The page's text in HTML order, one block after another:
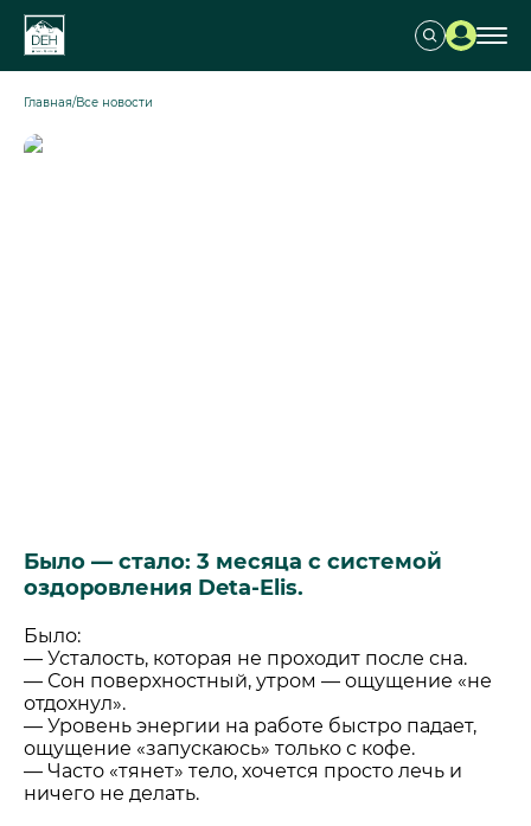
Главная/Все новости
Было — стало: 3 месяца с системой
оздоровления Deta-Elis.
Было:
— Усталость, которая не проходит после сна.
— Сон поверхностный, утром — ощущение «не
отдохнул».
— Уровень энергии на работе быстро падает,
ощущение «запускаюсь» только с кофе.
— Часто «тянет» тело, хочется просто лечь и
ничего не делать.